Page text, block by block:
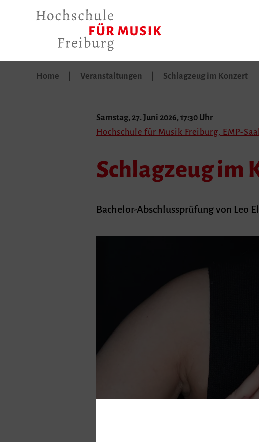
Home Veranstaltungen Schlagzeug im Konzert
Samstag, 27. Juni 2026, 17:30 Uhr
Hochschule für Musik Freiburg, EMP-Saal
Schlagzeug im
Bachelor-Abschlussprüfung von Leo